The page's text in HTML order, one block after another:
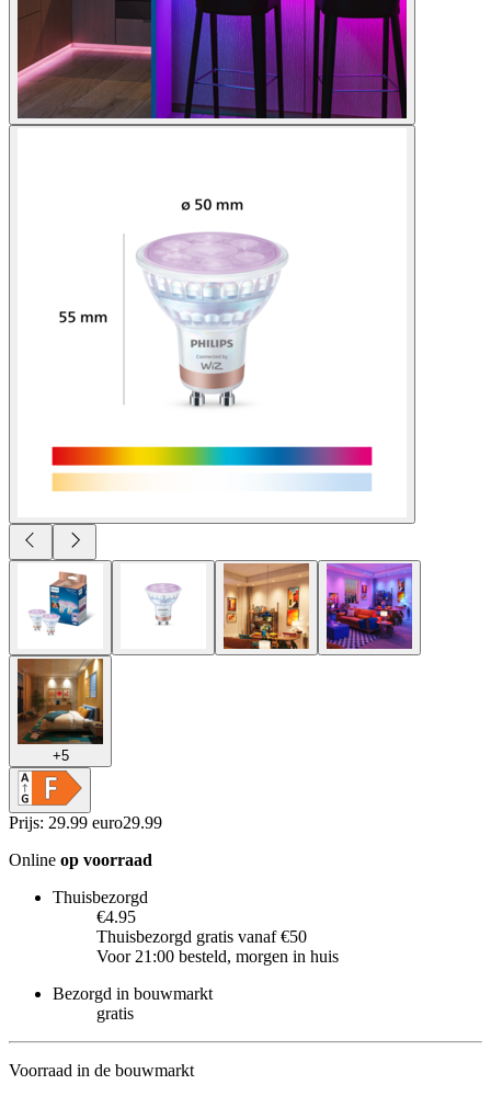
+5
Prijs: 29.99 euro29.99
Online op voorraad
Thuisbezorgd
€4.95
Thuisbezorgd gratis vanaf €50
Voor 21:00 besteld, morgen in huis
Bezorgd in bouwmarkt
gratis
Voorraad in de bouwmarkt